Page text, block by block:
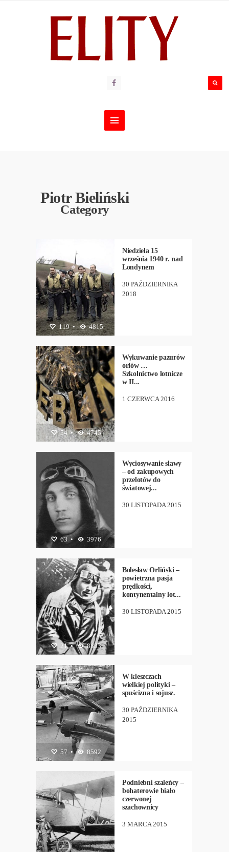
Piotr Bieliński
Category
119 • 4815
Niedziela 15
września 1940 r. nad
Londynem
30 PAŹDZIERNIKA
2018
HISTORIA ,
LOTNICTWO ,
PIOTR
BIELIŃSKI
54 • 4745
Wykuwanie pazurów
orłów …
Szkolnictwo lotnicze
w II...
1 CZERWCA 2016
HISTORIA ,
LOTNICTWO ,
PIOTR
BIELIŃSKI
63 • 3976
Wyciosywanie sławy
– od zakupowych
przelotów do
światowej...
30 LISTOPADA 2015
HISTORIA ,
LOTNICTWO ,
PIOTR
BIELIŃSKI
21 • 8833
Bolesław Orliński –
powietrzna pasja
prędkości,
kontynentalny lot...
30 LISTOPADA 2015
HISTORIA ,
LOTNICTWO ,
PIOTR
BIELIŃSKI
57 • 8592
W kleszczach
wielkiej polityki –
spuścizna i sojusz.
30 PAŹDZIERNIKA
2015
HISTORIA ,
LOTNICTWO ,
PIOTR
BIELIŃSKI
Podniebni szaleńcy –
bohaterowie biało
czerwonej
szachownicy
3 MARCA 2015